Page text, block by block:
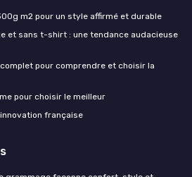
m2 pour un style affirmé et durable
et sans t-shirt : une tendance audacieuse
pour comprendre et choisir la
pour choisir le meilleur
française